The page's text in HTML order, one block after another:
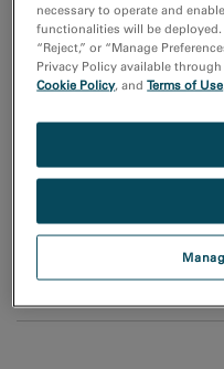
試料作製から結晶粒径、方
金属や合金のワークフロー
けることで、解決策を開発
す。Read more...
サブナノメートル分解能の
や欠陥の組成、微細構造、
necessary to operate and
functionalities will be
“Reject,” or “Manage
Privacy Policy available
Cookie Policy, andTerms of Use